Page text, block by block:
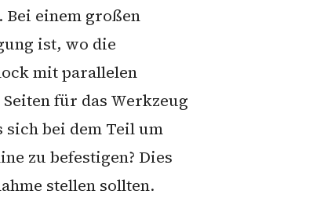
einem großen
ist, wo die
mit parallelen
für das Werkzeug
sich bei dem Teil um
zu befestigen? Dies
stellen sollten.